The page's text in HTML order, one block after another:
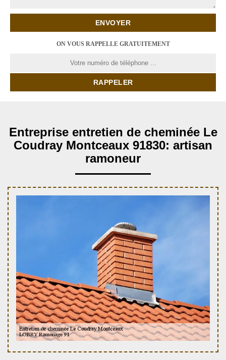
ON VOUS RAPPELLE GRATUITEMENT
Entreprise entretien de cheminée Le
Coudray Montceaux 91830: artisan
ramoneur